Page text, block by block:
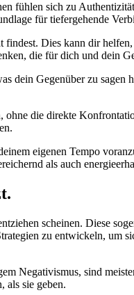
fühlen sich zu
für tiefergehende
Dies kann dir
die für dich und dein
dein Gegenüber zu sagen
die direkte
eigenen Tempo
als auch
scheinen. Diese
zu entwickeln, um
Negativismus, sind
als sie geben.